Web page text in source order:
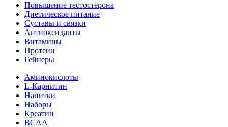
Повышение тестостерона
Диетическое питание
Суставы и связки
Антиоксиданты
Витамины
Протеин
Гейнеры
Аминокислоты
L-Карнитин
Напитки
Наборы
Креатин
BCAA